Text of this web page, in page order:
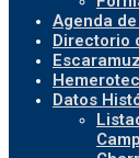
Agenda
Directorio
Datos